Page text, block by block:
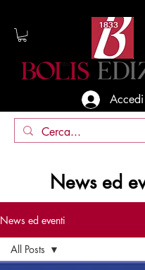
Accedi
News ed
News ed eventi
All Posts